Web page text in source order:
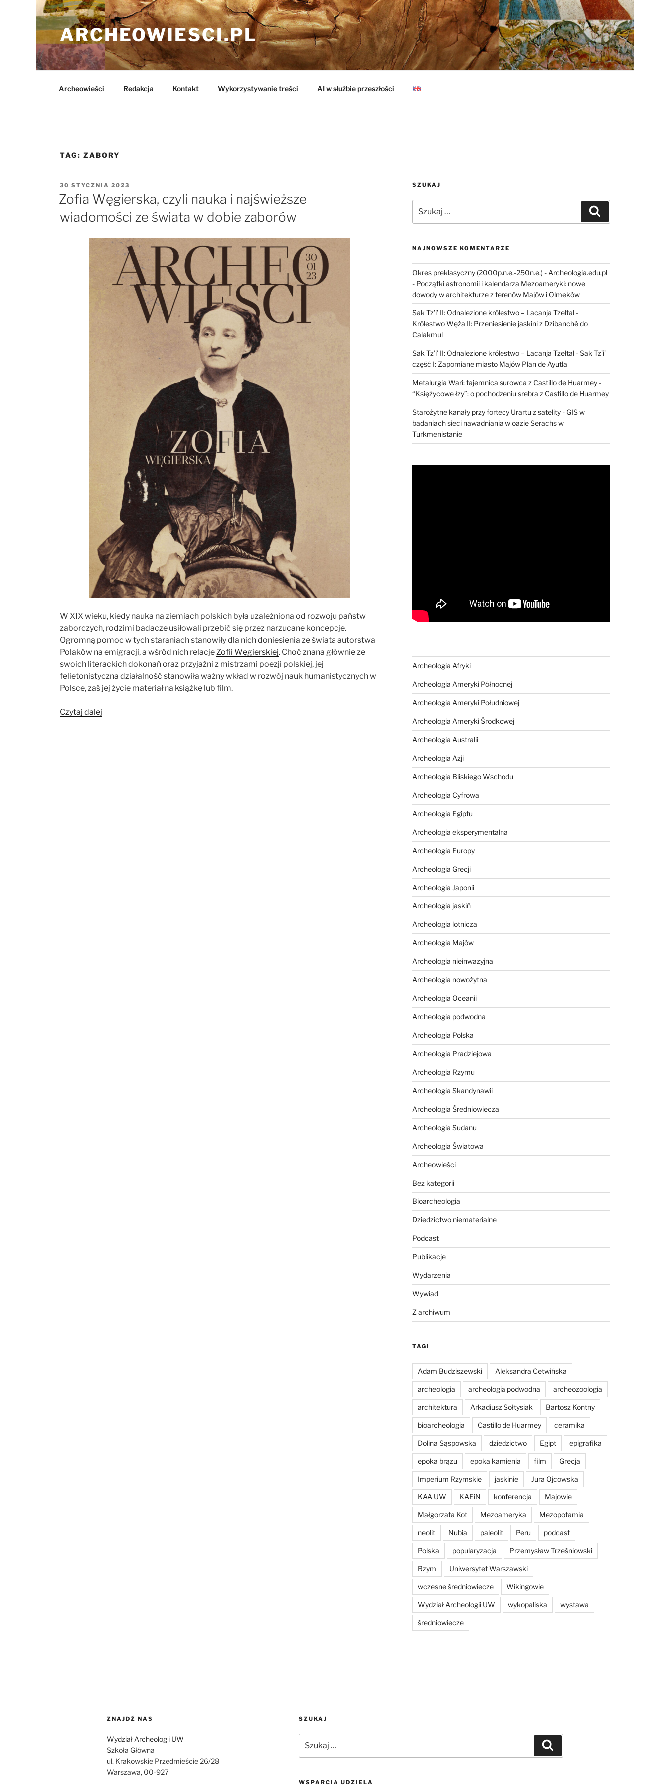
Przejdź
do
treści ARCHEOWIESCI.PL
Archeowieści Redakcja Kontakt Wykorzystywanie treści AI w służbie przeszłości
TAG: ZABORY
OPUBLIKOWANE
W
30 STYCZNIA 2023
Zofia Węgierska, czyli nauka i najświeższe
wiadomości ze świata w dobie zaborów
W XIX wieku, kiedy nauka na ziemiach polskich była uzależniona od rozwoju państw
zaborczych, rodzimi badacze usiłowali przebić się przez narzucane koncepcje.
Ogromną pomoc w tych staraniach stanowiły dla nich doniesienia ze świata autorstwa
Polaków na emigracji, a wśród nich relacjeZofii Węgierskiej. Choć znana głównie ze
swoich literackich dokonań oraz przyjaźni z mistrzami poezji polskiej, jej
felietonistyczna działalność stanowiła ważny wkład w rozwój nauk humanistycznych w
Polsce, zaś jej życie materiał na książkę lub film.
Czytaj dalej
SZUKAJ
NAJNOWSZE KOMENTARZE
Okres preklasyczny (2000p.n.e.-250n.e.) - Archeologia.edu.pl
- Początki astronomii i kalendarza Mezoameryki: nowe
dowody w architekturze z terenów Majów i Olmeków
Sak Tz’i’ II: Odnalezione królestwo – Lacanja Tzeltal-
Królestwo Węża II: Przeniesienie jaskini z Dzibanché do
Calakmul
Sak Tz’i’ II: Odnalezione królestwo – Lacanja Tzeltal-Sak Tz’i’
część I: Zapomiane miasto Majów Plan de Ayutla
Metalurgia Wari: tajemnica surowca z Castillo de Huarmey-
“Księżycowe łzy”: o pochodzeniu srebra z Castillo de Huarmey
Starożytne kanały przy fortecy Urartu z satelity- GIS w
badaniach sieci nawadniania w oazie Serachs w
Turkmenistanie
Archeologia Afryki
Archeologia Ameryki Północnej
Archeologia Ameryki Południowej
Archeologia Ameryki Środkowej
Archeologia Australii
Archeologia Azji
Archeologia Bliskiego Wschodu
Archeologia Cyfrowa
Archeologia Egiptu
Archeologia eksperymentalna
Archeologia Europy
Archeologia Grecji
Archeologia Japonii
Archeologia jaskiń
Archeologia lotnicza
Archeologia Majów
Archeologia nieinwazyjna
Archeologia nowożytna
Archeologia Oceanii
Archeologia podwodna
Archeologia Polska
Archeologia Pradziejowa
Archeologia Rzymu
Archeologia Skandynawii
Archeologia Średniowiecza
Archeologia Sudanu
Archeologia Światowa
Archeowieści
Bez kategorii
Bioarcheologia
Dziedzictwo niematerialne
Podcast
Publikacje
Wydarzenia
Wywiad
Z archiwum
TAGI
Adam Budziszewski Aleksandra Cetwińska
archeologia archeologia podwodna archeozoologia
architektura Arkadiusz Sołtysiak Bartosz Kontny
bioarcheologia Castillo de Huarmey ceramika
Dolina Sąspowska dziedzictwo Egipt epigrafika
epoka brązu epoka kamienia film Grecja
Imperium Rzymskie jaskinie Jura Ojcowska
KAA UW KAEiN konferencja Majowie
Małgorzata Kot Mezoameryka Mezopotamia
neolit Nubia paleolit Peru podcast
Polska popularyzacja Przemysław Trześniowski
Rzym Uniwersytet Warszawski
wczesne średniowiecze Wikingowie
Wydział Archeologii UW wykopaliska wystawa
średniowiecze
ZNAJDŹ NAS
Wydział Archeologii UW
Szkoła Główna
ul. Krakowskie Przedmieście 26/28
Warszawa, 00-927
SZUKAJ
WSPARCIA UDZIELA